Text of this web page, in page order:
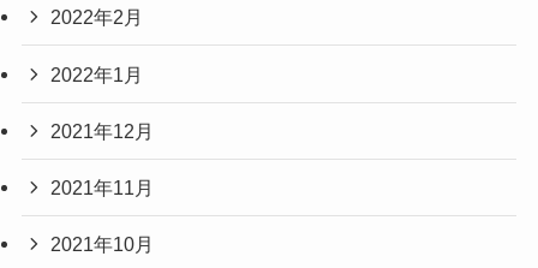
2022年2月
2022年1月
2021年12月
2021年11月
2021年10月